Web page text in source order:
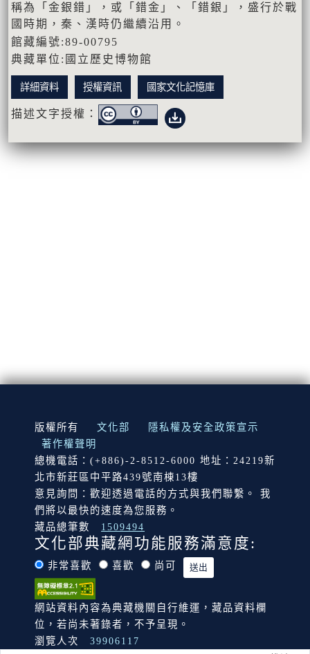
稱為「金銀錯」，或「錯金」、「錯銀」，盛行於戰
國時期，秦、漢時仍繼續沿用。
館藏編號:89-00795
典藏單位:國立歷史博物館
詳細資料 授權資訊 國家文化記憶庫
描述文字授權：
:::
版權所有 文化部
隱私權及安全政策宣示
著作權聲明
總機電話：(+886)-2-8512-6000 地址：24219新
北市新莊區中平路439號南棟13樓
意見詢問：歡迎透過電話的方式與我們聯繫。 我
們將以最快的速度為您服務。
藏品總筆數
1509494
文化部典藏網功能服務滿意度:
非常喜歡 喜歡 尚可
網站資料內容為典藏機關自行維運，藏品資料欄
位，若尚未著錄者，不予呈現。
瀏覽人次
39906117